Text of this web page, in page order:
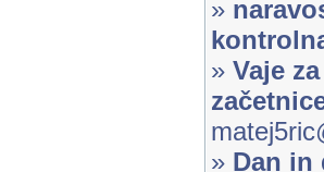
»
» Vaje
» Dan in